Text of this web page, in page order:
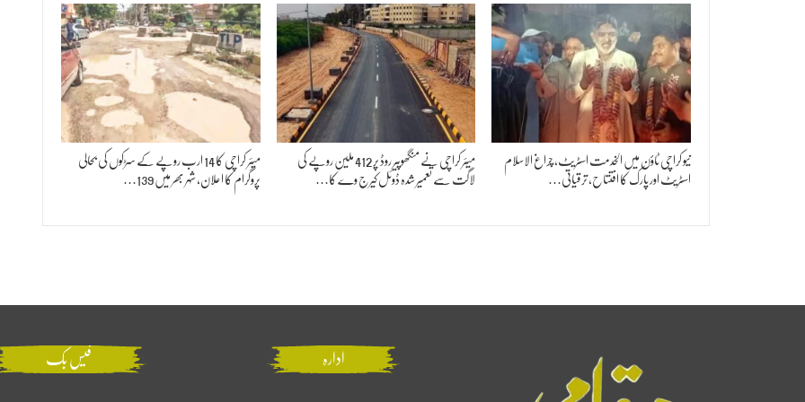
نیو کراچی ٹاؤن میں الخدمت اسٹریٹ، چراغ الاسلام
اسٹریٹ اور پارک کا افتتاح، ترقیاتی…
میئر کراچی نے منگھوپیر روڈ پر 412 ملین روپے کی
لاگت سے تعمیر شدہ ڈوئل کیرج وے کا…
میئر کراچی کا 14 ارب روپے کے سڑکوں کی بحالی
پروگرام کا اعلان، شہر بھر میں 139…
ادارہ فیس بک